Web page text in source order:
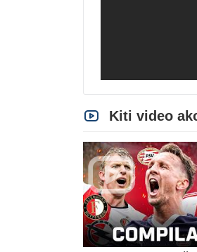
Kiti video